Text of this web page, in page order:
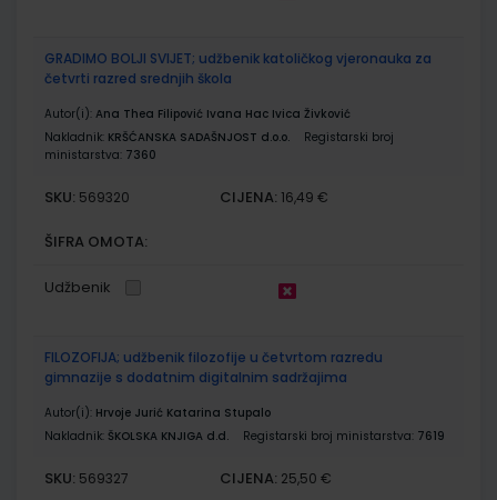
GRADIMO BOLJI SVIJET; udžbenik katoličkog vjeronauka za
četvrti razred srednjih škola
Autor(i): Ana Thea Filipović Ivana Hac Ivica Živković
Nakladnik: KRŠĆANSKA SADAŠNJOST d.o.o.
Registarski broj
ministarstva: 7360
SKU: 569320 CIJENA: 16,49 €
ŠIFRA OMOTA:
Udžbenik
FILOZOFIJA; udžbenik filozofije u četvrtom razredu
gimnazije s dodatnim digitalnim sadržajima
Autor(i): Hrvoje Jurić Katarina Stupalo
Nakladnik: ŠKOLSKA KNJIGA d.d. Registarski broj ministarstva: 7619
SKU: 569327 CIJENA: 25,50 €